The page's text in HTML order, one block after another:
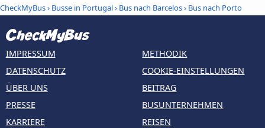
CheckMyBus› Busse in Portugal› Bus nach Barcelos› Bus nach Porto
IMPRESSUM
DATENSCHUTZ
ÜBER UNS
PRESSE
KARRIERE
METHODIK
COOKIE-EINSTELLUNGEN
BEITRAG
BUSUNTERNEHMEN
REISEN